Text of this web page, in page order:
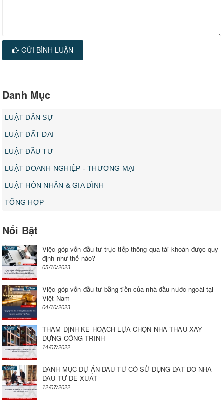
GỬI BÌNH LUẬN
Danh Mục
LUẬT DÂN SỰ
LUẬT ĐẤT ĐAI
LUẬT ĐẦU TƯ
LUẬT DOANH NGHIỆP - THƯƠNG MẠI
LUẬT HÔN NHÂN & GIA ĐÌNH
TỔNG HỢP
Nổi Bật
Việc góp vốn đầu tư trực tiếp thông qua tài khoản được quy
định như thế nào?
05/10/2023
Việc góp vốn đầu tư bằng tiền của nhà đầu nước ngoài tại
Việt Nam
04/10/2023
THẨM ĐỊNH KẾ HOẠCH LỰA CHỌN NHÀ THẦU XÂY
DỰNG CÔNG TRÌNH
14/07/2022
DANH MỤC DỰ ÁN ĐẦU TƯ CÓ SỬ DỤNG ĐẤT DO NHÀ
ĐẦU TƯ ĐỀ XUẤT
12/07/2022